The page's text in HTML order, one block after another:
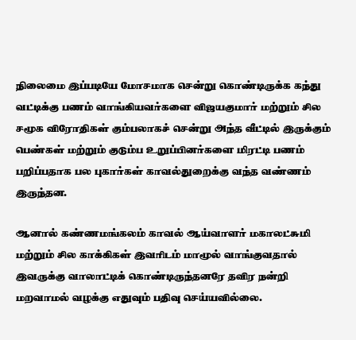
நிலைமை இப்படியே மோசமாக சென்று கொண்டிருக்க கந்து
வட்டிக்கு பணம் வாங்கியவர்களை விஜயகுமார் மற்றும் சில
சமூக விரோதிகள் கும்பலாகச் சென்று அந்த வீட்டில் இருக்கும்
பெண்கள் மற்றும் குடும்ப உறுப்பினர்களை மிரட்டி பணம்
பறிப்பதாக பல புகார்கள் காவல்துறைக்கு வந்த வண்ணம்
இருந்தன.
ஆனால் கண்ணமங்கலம் காவல் ஆய்வாளர் மகாலட்சுமி
மற்றும் சில காக்கிகள் இவரிடம் மாமூல் வாங்குவதால்
இவருக்கு வாலாட்டிக் கொண்டிருந்தனரே தவிர நன்றி
மறவாமல் வழக்கு எதுவும் பதிவு செய்யவில்லை.